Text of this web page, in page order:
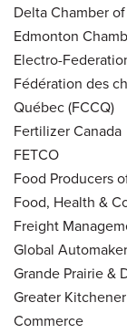
Delta Chamber
Edmonton
Electro-
Fédération des
Québec (FCCQ)
Fertilizer Canada
FETCO
Food Producers
Food, Health &
Freight
Global
Grande Prairie &
Greater
Commerce